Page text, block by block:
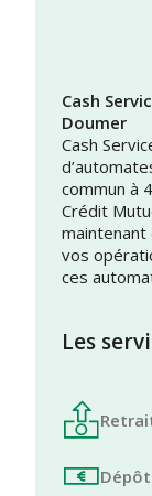
Cash
Doumer
Cash
commun à
Crédit
vos
ces
Les